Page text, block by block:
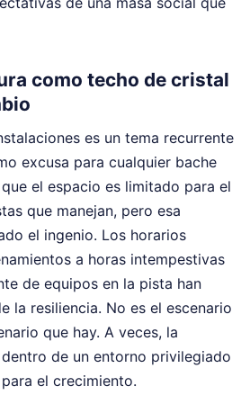
como techo de cristal
es un tema recurrente
excusa para cualquier bache
el espacio es limitado para el
que manejan, pero esa
el ingenio. Los horarios
a horas intempestivas
de equipos en la pista han
la resiliencia. No es el escenario
que hay. A veces, la
de un entorno privilegiado
el crecimiento.